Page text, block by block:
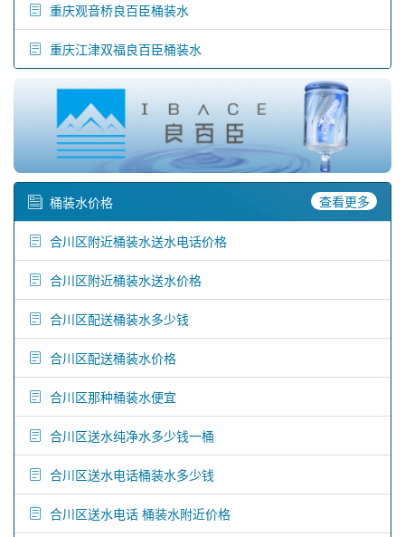
重庆观音桥良百臣桶装水
重庆江津双福良百臣桶装水
桶装水价格 查看更多
合川区附近桶装水送水电话价格
合川区附近桶装水送水价格
合川区配送桶装水多少钱
合川区配送桶装水价格
合川区那种桶装水便宜
合川区送水纯净水多少钱一桶
合川区送水电话桶装水多少钱
合川区送水电话 桶装水附近价格